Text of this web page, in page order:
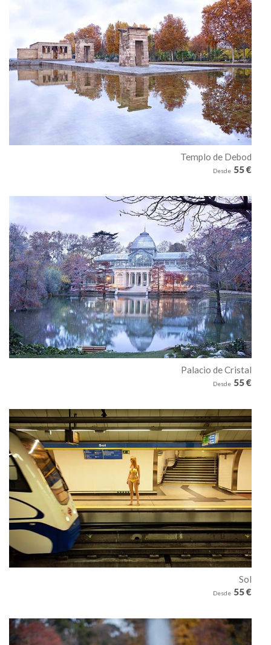
Templo de Debod
Desde 55 €
Palacio de Cristal
Desde 55 €
Sol
Desde 55 €